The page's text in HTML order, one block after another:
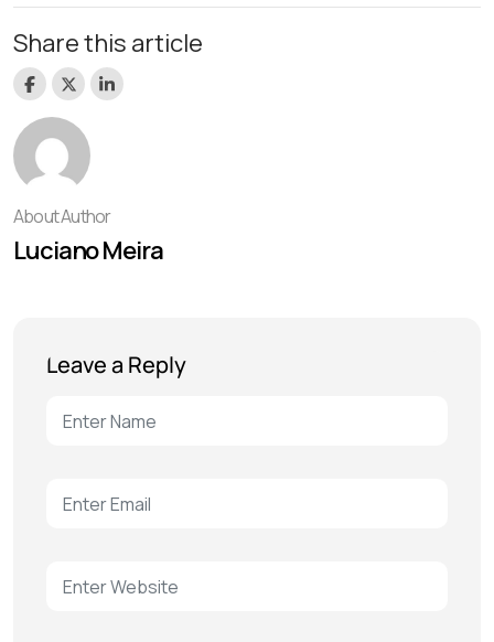
Share this article
About Author
Luciano Meira
Leave a Reply